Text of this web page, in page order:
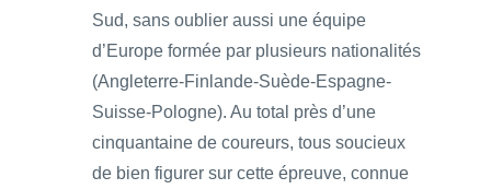
Sud, sans oublier aussi une équipe
d’Europe formée par plusieurs nationalités
(Angleterre-Finlande-Suède-Espagne-
Suisse-Pologne). Au total près d’une
cinquantaine de coureurs, tous soucieux
de bien figurer sur cette épreuve, connue